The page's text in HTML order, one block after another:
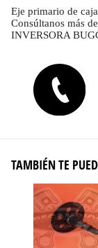
Eje primario de
Consúltanos más
INVERSORA
TAMBIÉN TE